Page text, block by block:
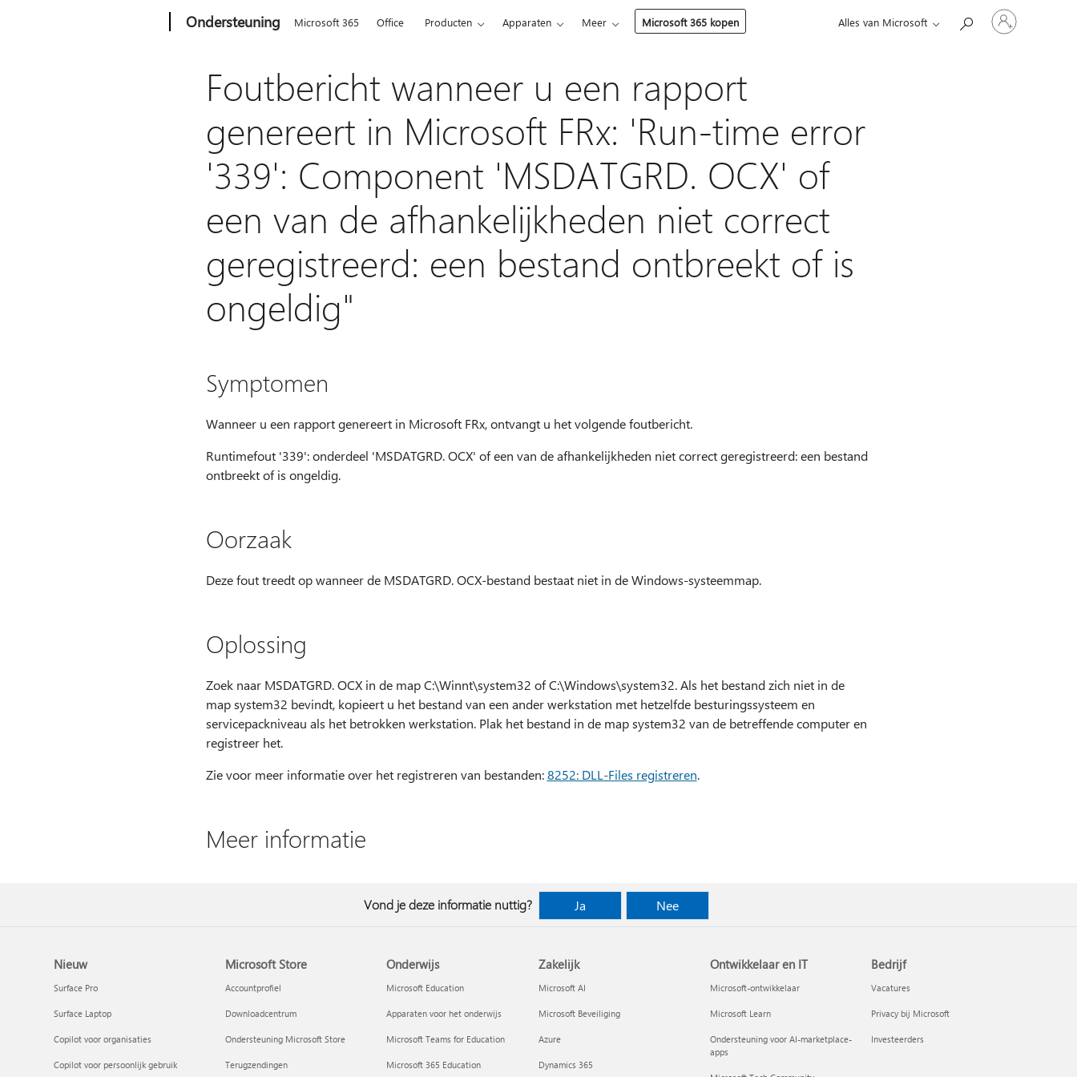
Ondersteuning Microsoft 365 Office Producten Apparaten Meer Microsoft 365 kopen Alles van Microsoft
Meld
je
aan
Foutbericht wanneer u een rapport
genereert in Microsoft FRx: 'Run-time error
'339': Component 'MSDATGRD. OCX' of
een van de afhankelijkheden niet correct
geregistreerd: een bestand ontbreekt of is
ongeldig"
Symptomen
Wanneer u een rapport genereert in Microsoft FRx, ontvangt u het volgende foutbericht.
Runtimefout '339': onderdeel 'MSDATGRD. OCX' of een van de afhankelijkheden niet correct geregistreerd: een bestand
ontbreekt of is ongeldig.
Oorzaak
Deze fout treedt op wanneer de MSDATGRD. OCX-bestand bestaat niet in de Windows-systeemmap.
Oplossing
Zoek naar MSDATGRD. OCX in de map C:\Winnt\system32 of C:\Windows\system32. Als het bestand zich niet in de
map system32 bevindt, kopieert u het bestand van een ander werkstation met hetzelfde besturingssysteem en
servicepackniveau als het betrokken werkstation. Plak het bestand in de map system32 van de betreffende computer en
registreer het.
Zie voor meer informatie over het registreren van bestanden:8252: DLL-Files registreren.
Meer informatie
Vond je deze informatie nuttig? Ja Nee
Nieuw
Surface Pro
Surface Laptop
Copilot voor organisaties
Copilot voor persoonlijk gebruik
Microsoft Store
Accountprofiel
Downloadcentrum
Ondersteuning Microsoft Store
Terugzendingen
Onderwijs
Microsoft Education
Apparaten voor het onderwijs
Microsoft Teams for Education
Microsoft 365 Education
Zakelijk
Microsoft AI
Microsoft Beveiliging
Azure
Dynamics 365
Ontwikkelaar en IT
Microsoft-ontwikkelaar
Microsoft Learn
Ondersteuning voor AI-marketplace-
apps
Bedrijf
Vacatures
Privacy bij Microsoft
Investeerders